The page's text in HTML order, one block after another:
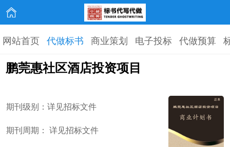
网站首页 代做标书 商业策划 电子投标 代做预算
鹏莞惠社区酒店投资项目
期刊级别：详见招标文件
期刊周期： 详见招标文件